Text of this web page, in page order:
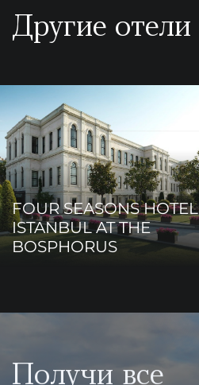
Другие отели
FOUR SEASONS HOTEL
ISTANBUL AT THE
BOSPHORUS
Получи все